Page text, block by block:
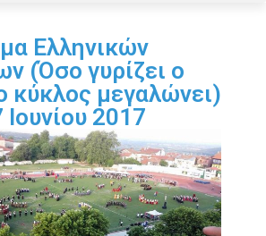
Ελληνικών
(Όσο γυρίζει ο
κύκλος μεγαλώνει)
2017